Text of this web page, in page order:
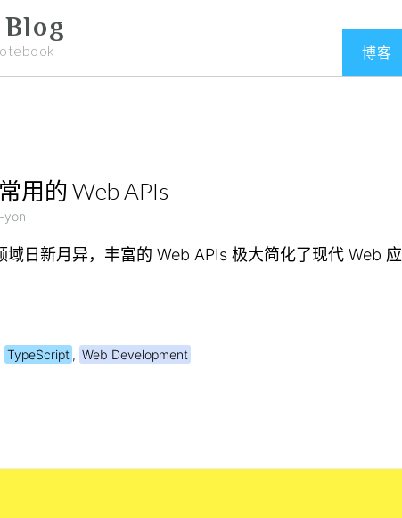
博客
用的 Web APIs
yon
域日新月异，丰富的 Web APIs 极大简化了现代 Web 应
TypeScript , Web Development